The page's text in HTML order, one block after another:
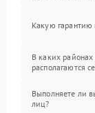
Какую гарантию
В каких
располагаются
Выполняете ли
лиц?